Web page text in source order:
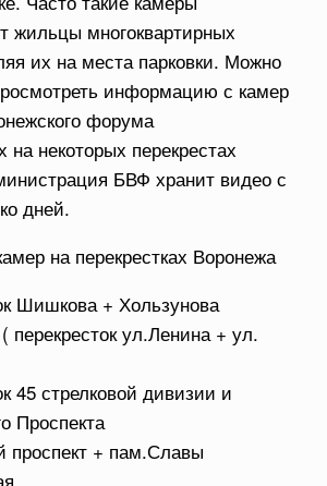
жильцы многоквартирных
их на места парковки. Можно
информацию с камер
форума
на некоторых перекрестах
БВФ хранит видео с
дней.
на перекрестках Воронежа
Шишкова + Хользунова
перекресток ул.Ленина + ул.
45 стрелковой дивизии и
Проспекта
проспект + пам.Славы